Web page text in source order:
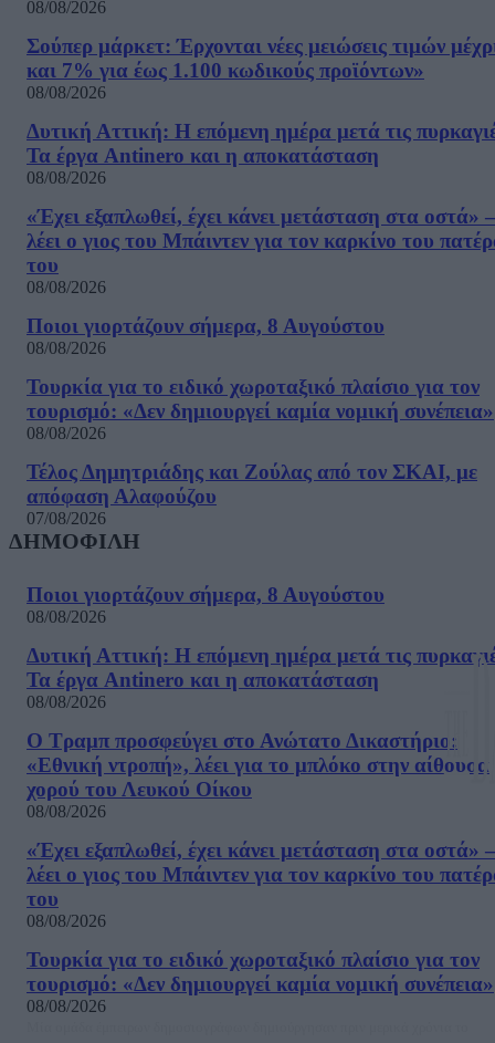
08/08/2026
Σούπερ μάρκετ: Έρχονται νέες μειώσεις τιμών
και 7% για έως 1.100 κωδικούς προϊόντων»
08/08/2026
Δυτική Αττική: Η επόμενη ημέρα μετά τις
Τα έργα Antinero και η αποκατάσταση
08/08/2026
«Έχει εξαπλωθεί, έχει κάνει μετάσταση στα οστά»
λέει ο γιος του Μπάιντεν για τον καρκίνο του
του
08/08/2026
Ποιοι γιορτάζουν σήμερα, 8 Αυγούστου
08/08/2026
Τουρκία για το ειδικό χωροταξικό πλαίσιο για τον
τουρισμό: «Δεν δημιουργεί καμία νομική συνέπεια»
08/08/2026
Τέλος Δημητριάδης και Ζούλας από τον ΣΚΑΙ, με
απόφαση Αλαφούζου
07/08/2026
ΔΗΜΟΦΙΛΗ
Ποιοι γιορτάζουν σήμερα, 8 Αυγούστου
08/08/2026
Δυτική Αττική: Η επόμενη ημέρα μετά τις
Τα έργα Antinero και η αποκατάσταση
08/08/2026
Ο Τραμπ προσφεύγει στο Ανώτατο Δικαστήριο:
«Εθνική ντροπή», λέει για το μπλόκο στην αίθουσα
χορού του Λευκού Οίκου
08/08/2026
«Έχει εξαπλωθεί, έχει κάνει μετάσταση στα οστά»
λέει ο γιος του Μπάιντεν για τον καρκίνο του
του
08/08/2026
Τουρκία για το ειδικό χωροταξικό πλαίσιο για τον
τουρισμό: «Δεν δημιουργεί καμία νομική συνέπεια»
08/08/2026